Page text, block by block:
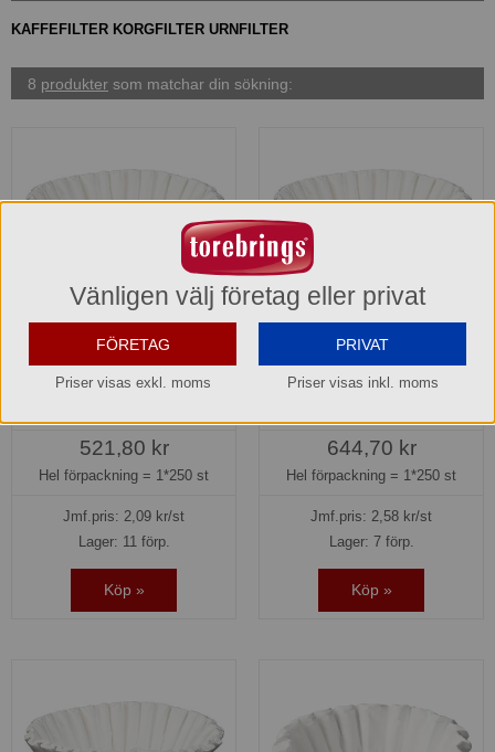
KAFFEFILTER KORGFILTER URNFILTER
8 produkter som matchar din sökning:
Urnfilter korg B10 152/437
Bonamat
521,80 kr
Hel förpackning = 1*250 st
Jmf.pris: 2,09 kr/st
Lager: 11 förp.
Köp »
Urnfilter korg B20 203/535
Bonamat
644,70 kr
Hel förpackning = 1*250 st
Jmf.pris: 2,58 kr/st
Lager: 7 förp.
Köp »
Vänligen välj företag eller privat
FÖRETAG
Priser visas exkl. moms
PRIVAT
Priser visas inkl. moms